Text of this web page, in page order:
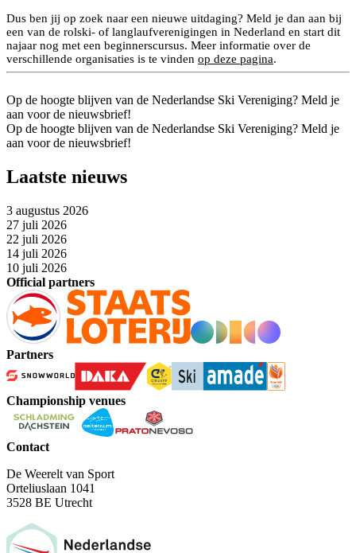
Dus ben jij op zoek naar een nieuwe uitdaging? Meld je dan aan bij
een van de rolski- of langlaufverenigingen in Nederland en start dit
najaar nog met een beginnerscursus. Meer informatie over de
verschillende organisaties is te vinden op deze pagina.
Op de hoogte blijven van de Nederlandse Ski Vereniging? Meld je
aan voor de nieuwsbrief!
Op de hoogte blijven van de Nederlandse Ski Vereniging? Meld je
aan voor de nieuwsbrief!
Laatste nieuws
3 augustus 2026
27 juli 2026
22 juli 2026
14 juli 2026
10 juli 2026
Official partners
Partners
Championship venues
Contact
De Weerelt van Sport
Orteliuslaan 1041
3528 BE Utrecht